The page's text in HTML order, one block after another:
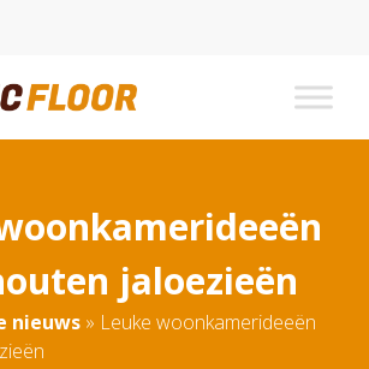
jaloezieën
nieuws » Leuke woonkamerideeën